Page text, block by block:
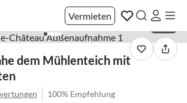
Vermieten
dem Mühlenteich mit
100% Empfehlung